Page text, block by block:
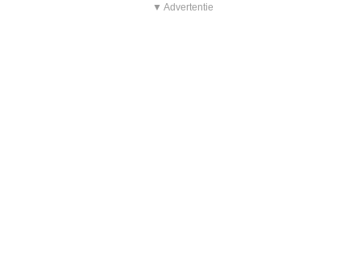
▼ Advertentie